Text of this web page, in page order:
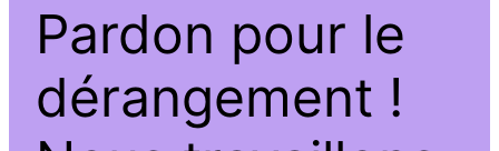
Pardon pour le
dérangement !